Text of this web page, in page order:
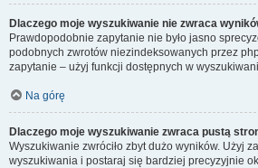
Dlaczego moje wyszukiwanie nie zwraca
Prawdopodobnie zapytanie nie było jasno
podobnych zwrotów niezindeksowanych przez
zapytanie – użyj funkcji dostępnych w
Na górę
Dlaczego moje wyszukiwanie zwraca pustą
Wyszukiwanie zwróciło zbyt dużo wyników. Użyj
wyszukiwania i postaraj się bardziej precyzyjnie